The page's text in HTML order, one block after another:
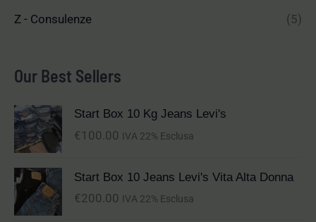
Z - Consulenze (5)
Our Best Sellers
Start Box 10 Kg Jeans Levi's
€ 100.00 IVA 22% Esclusa
Start Box 10 Jeans Levi's Vita Alta Donna
€200.00 IVA 22% Esclusa